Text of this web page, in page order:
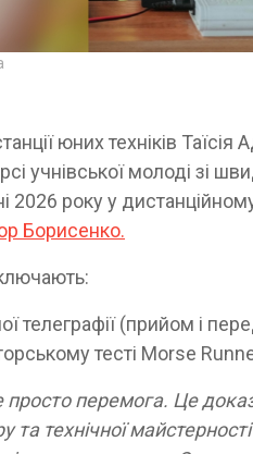
юних техніків
учнівської молоді зі
2026 року у
Борисенко.
телеграфії (прийом і
тесті Morse
перемога. Це
та технічної